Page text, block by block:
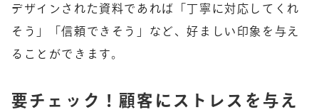
デザインされた資料であれば「丁寧に対応してくれ
そう」「信頼できそう」など、好ましい印象を与え
ることができます。
要チェック！顧客にストレスを与え